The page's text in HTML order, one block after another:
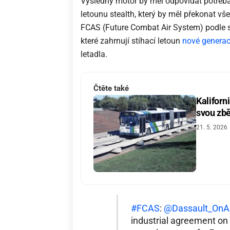
letounu stealth, který by měl překonat
FCAS (Future Combat Air System)
které zahrnují stíhací letoun nové
letadla.
Čtěte také
svou
21. 5. 2026
#FCAS:
industrial agreement